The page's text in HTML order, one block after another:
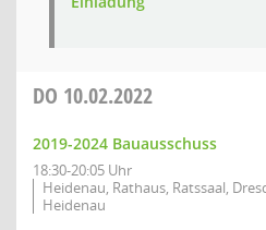
DO 10.02.2022
2019-2024 Bauausschuss
18:30-20:05 Uhr
Heidenau, Rathaus, Ratssaal,
Heidenau